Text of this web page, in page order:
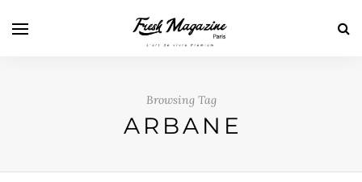
Browsing Tag
ARBANE